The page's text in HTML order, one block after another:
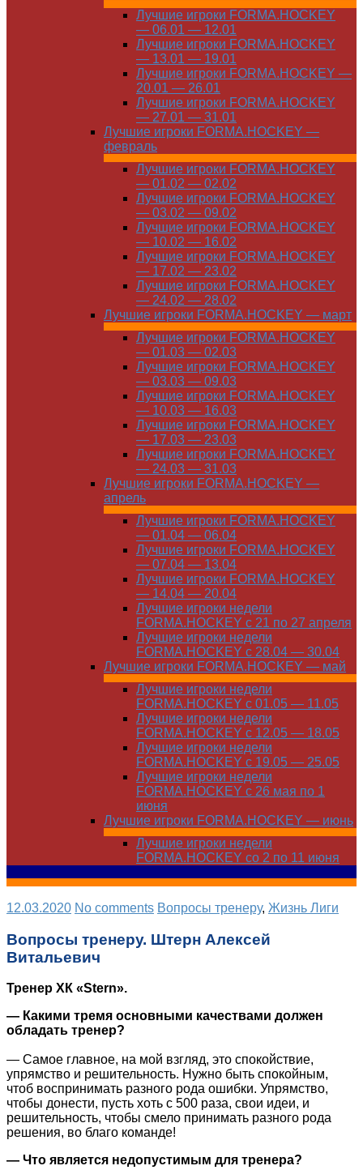
Лучшие игроки FORMA.HOCKEY
— 06.01 — 12.01
Лучшие игроки FORMA.HOCKEY
— 13.01 — 19.01
Лучшие игроки FORMA.HOCKEY —
20.01 — 26.01
Лучшие игроки FORMA.HOCKEY
— 27.01 — 31.01
Лучшие игроки FORMA.HOCKEY —
февраль
Лучшие игроки FORMA.HOCKEY
— 01.02 — 02.02
Лучшие игроки FORMA.HOCKEY
— 03.02 — 09.02
Лучшие игроки FORMA.HOCKEY
— 10.02 — 16.02
Лучшие игроки FORMA.HOCKEY
— 17.02 — 23.02
Лучшие игроки FORMA.HOCKEY
— 24.02 — 28.02
Лучшие игроки FORMA.HOCKEY — март
Лучшие игроки FORMA.HOCKEY
— 01.03 — 02.03
Лучшие игроки FORMA.HOCKEY
— 03.03 — 09.03
Лучшие игроки FORMA.HOCKEY
— 10.03 — 16.03
Лучшие игроки FORMA.HOCKEY
— 17.03 — 23.03
Лучшие игроки FORMA.HOCKEY
— 24.03 — 31.03
Лучшие игроки FORMA.HOCKEY —
апрель
Лучшие игроки FORMA.HOCKEY
— 01.04 — 06.04
Лучшие игроки FORMA.HOCKEY
— 07.04 — 13.04
Лучшие игроки FORMA.HOCKEY
— 14.04 — 20.04
Лучшие игроки недели
FORMA.HOCKEY с 21 по 27 апреля
Лучшие игроки недели
FORMA.HOCKEY с 28.04 — 30.04
Лучшие игроки FORMA.HOCKEY — май
Лучшие игроки недели
FORMA.HOCKEY с 01.05 — 11.05
Лучшие игроки недели
FORMA.HOCKEY с 12.05 — 18.05
Лучшие игроки недели
FORMA.HOCKEY с 19.05 — 25.05
Лучшие игроки недели
FORMA.HOCKEY с 26 мая по 1
июня
Лучшие игроки FORMA.HOCKEY — июнь
Лучшие игроки недели
FORMA.HOCKEY со 2 по 11 июня
12.03.2020 No comments Вопросы тренеру, Жизнь Лиги
Вопросы тренеру. Штерн Алексей
Витальевич
Тренер ХК «Stern».
— Какими тремя основными качествами должен
обладать тренер?
— Самое главное, на мой взгляд, это спокойствие,
упрямство и решительность. Нужно быть спокойным,
чтоб воспринимать разного рода ошибки. Упрямство,
чтобы донести, пусть хоть с 500 раза, свои идеи, и
решительность, чтобы смело принимать разного рода
решения, во благо команде!
— Что является недопустимым для тренера?